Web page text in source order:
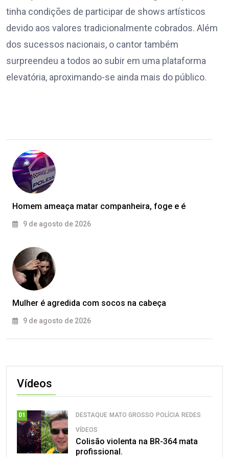
tinha condições de participar de shows artísticos
devido aos valores tradicionalmente cobrados. Além
dos sucessos nacionais, o cantor também
surpreendeu a todos ao subir em uma plataforma
elevatória, aproximando-se ainda mais do público.
Homem ameaça matar companheira, foge e é
9 de agosto de 2026
Mulher é agredida com socos na cabeça
9 de agosto de 2026
Vídeos
01 DESTAQUE MATO GROSSO POLÍCIA REDES
VÍDEOS
Colisão violenta na BR-364 mata
profissional.